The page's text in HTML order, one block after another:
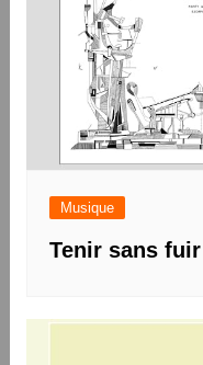
Musique
Tenir sans fuir